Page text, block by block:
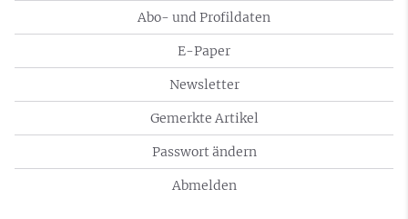
Abo- und Profildaten
E-Paper
Newsletter
Gemerkte Artikel
Passwort ändern
Abmelden